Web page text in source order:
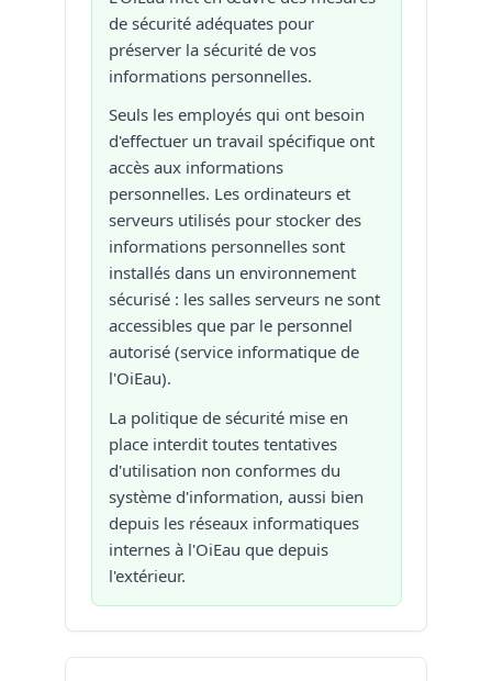
de sécurité adéquates pour
préserver la sécurité de vos
informations personnelles.
Seuls les employés qui ont besoin
d'effectuer un travail spécifique ont
accès aux informations
personnelles. Les ordinateurs et
serveurs utilisés pour stocker des
informations personnelles sont
installés dans un environnement
sécurisé : les salles serveurs ne sont
accessibles que par le personnel
autorisé (service informatique de
l'OiEau).
La politique de sécurité mise en
place interdit toutes tentatives
d'utilisation non conformes du
système d'information, aussi bien
depuis les réseaux informatiques
internes à l'OiEau que depuis
l'extérieur.